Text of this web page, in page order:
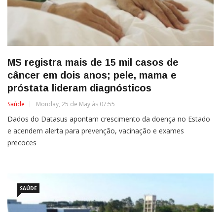
MS registra mais de 15 mil casos de
câncer em dois anos; pele, mama e
próstata lideram diagnósticos
Saúde Monday, 25 de May às 07:55
Dados do Datasus apontam crescimento da doença no Estado
e acendem alerta para prevenção, vacinação e exames
precoces
SAÚDE